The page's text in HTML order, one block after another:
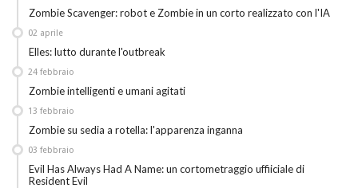
Zombie Scavenger: robot e Zombie in un corto realizzato con l'IA
Elles: lutto durante l'outbreak
02 aprile
Zombie intelligenti e umani agitati
24 febbraio
Zombie su sedia a rotella: l'apparenza inganna
13 febbraio
Evil Has Always Had A Name: un cortometraggio uffiiciale di
Resident Evil
03 febbraio